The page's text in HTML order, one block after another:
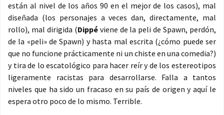
están al nivel de los años 90 en el mejor de los casos), mal
diseñada (los personajes a veces dan, directamente, mal
rollo), mal dirigida (Dippéviene de la peli de Spawn, perdón,
de la «peli» de Spawn) y hasta mal escrita (¿cómo puede ser
que no funcione prácticamente ni un chiste en una comedia?)
y tira de lo escatológico para hacer reír y de los estereotipos
ligeramente racistas para desarrollarse. Falla a tantos
niveles que ha sido un fracaso en su país de origen y aquí le
espera otro poco de lo mismo. Terrible.